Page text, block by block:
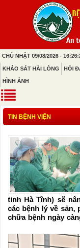
CHỦ NHẬT 09/08/2026 -
KHẢO SÁT HÀI LÒNG HỎI
HÌNH ẢNH
TIN BỆNH VIỆN
tỉnh Hà Tĩnh) sẽ
các bệnh lý về sản,
chữa bệnh ngày